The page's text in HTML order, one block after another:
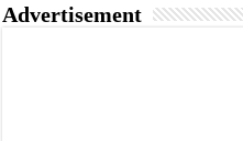
Advertisement